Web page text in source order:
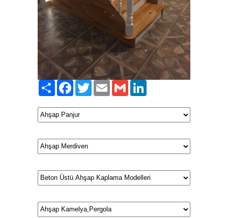
PaylaşFacebook
TwitterEmailGmailLinkedIn